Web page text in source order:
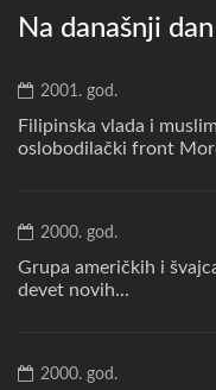
Na današnji dan
2001. god.
Filipinska vlada i
oslobodilački front
2000. god.
Grupa američkih i
devet novih...
2000. god.